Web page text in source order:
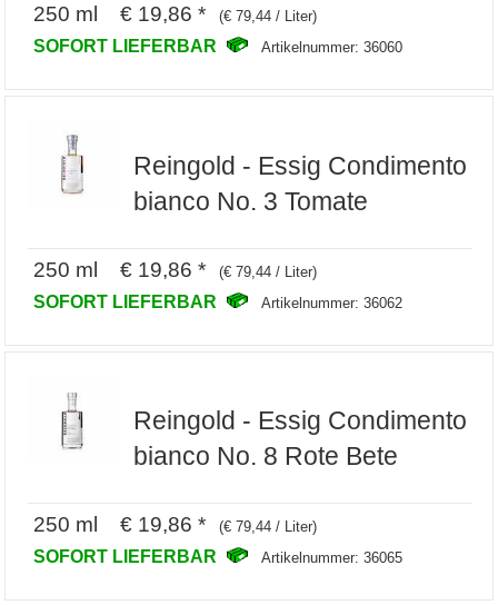
250 ml € 19,86 * (€ 79,44 / Liter)
SOFORT LIEFERBAR Artikelnummer: 36060
Reingold - Essig Condimento
bianco No. 3 Tomate
250 ml € 19,86 * (€ 79,44 / Liter)
SOFORT LIEFERBAR Artikelnummer: 36062
Reingold - Essig Condimento
bianco No. 8 Rote Bete
250 ml € 19,86 * (€ 79,44 / Liter)
SOFORT LIEFERBAR Artikelnummer: 36065